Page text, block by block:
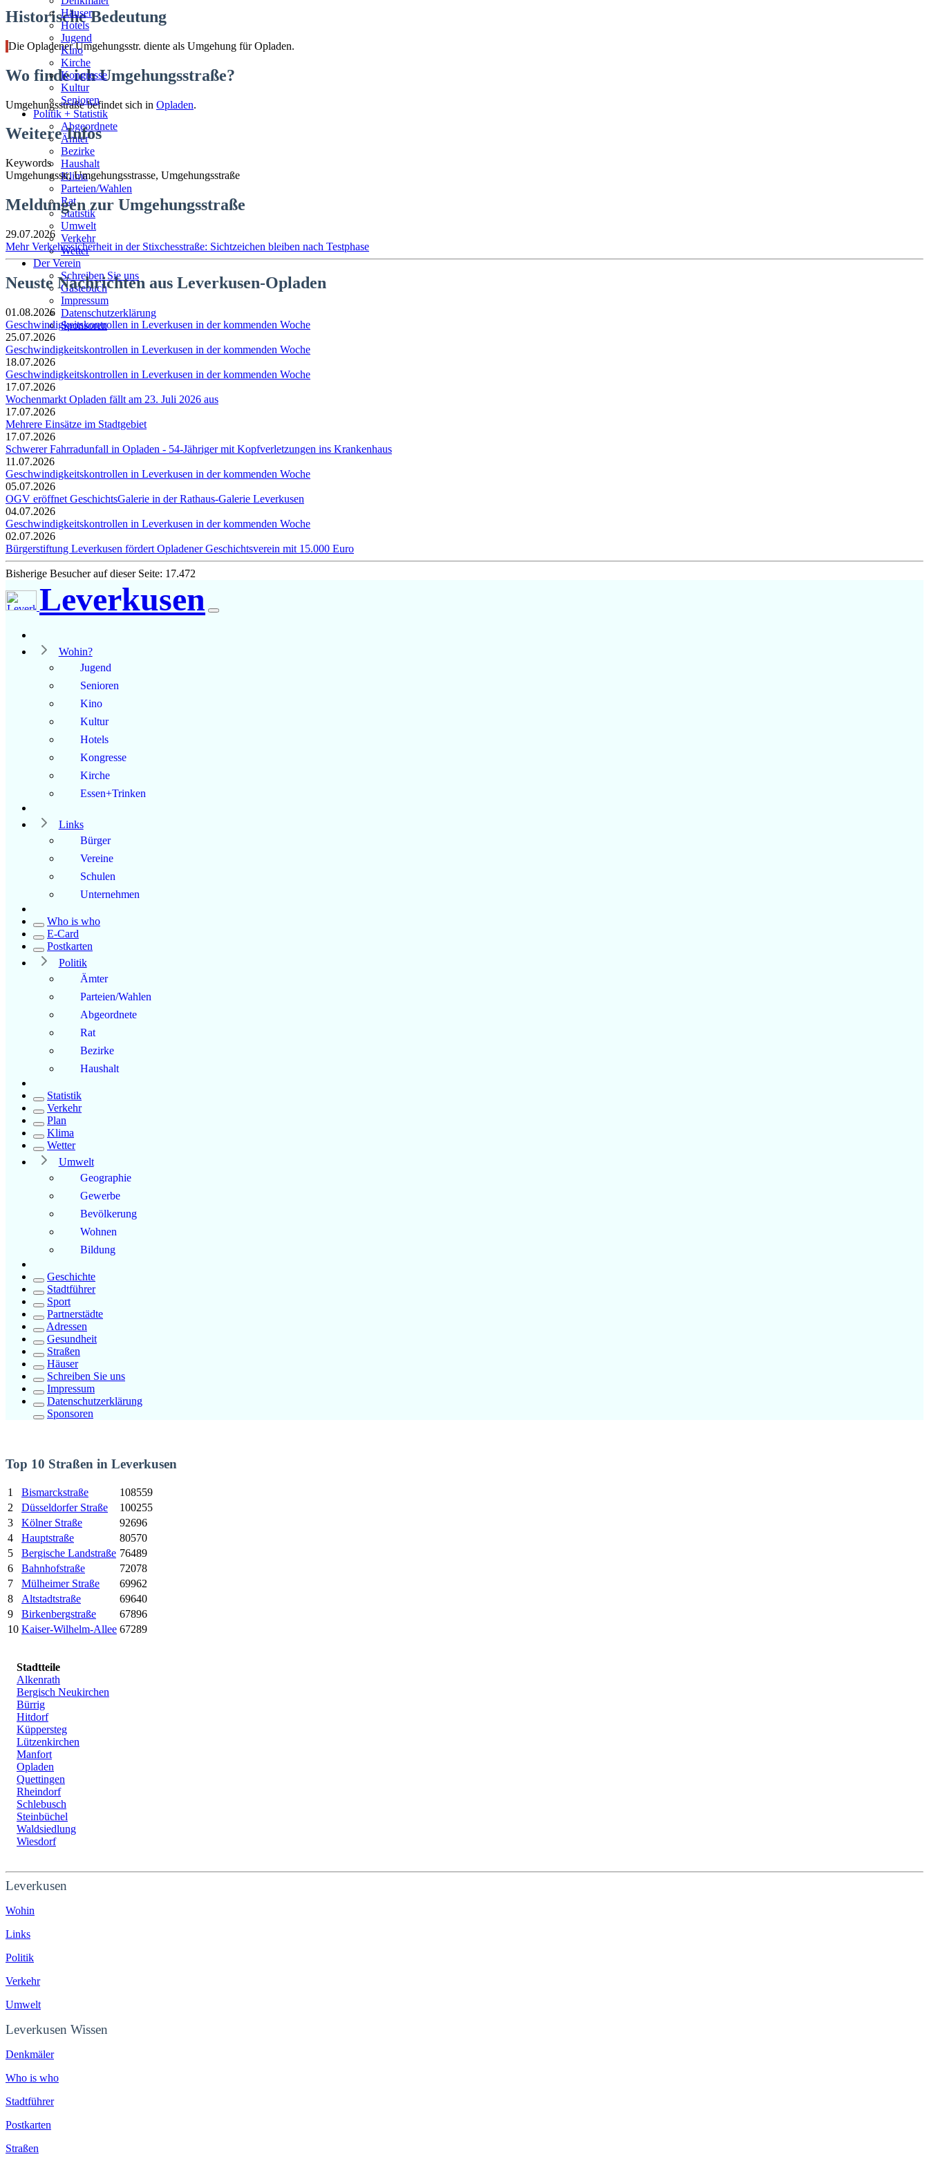
Häuser
Hotels
Jugend
Kino
Kirche
Kongresse
Kultur
Senioren
Stadtführer
Straßen
Politik + Statistik
Abgeordnete
Ämter
Bezirke
Haushalt
Klima
Parteien/Wahlen
Rat
Statistik
Umwelt
Verkehr
Wetter
Der Verein
Schreiben Sie uns
Gästebuch
Impressum
Datenschutzerklärung
Sponsoren
Historische Bedeutung
Die Opladener Umgehungsstr. diente als Umgehung für Opladen.
Wo finde ich Umgehungsstraße?
Umgehungsstraße befindet sich in Opladen.
Weitere Infos
Keywords
Umgehungsstr, Umgehungsstrasse, Umgehungsstraße
Meldungen zur Umgehungsstraße
29.07.2026
Mehr Verkehrssicherheit in der Stixchesstraße: Sichtzeichen bleiben nach Testphase
Neuste Nachrichten aus Leverkusen-Opladen
01.08.2026
Geschwindigkeitskontrollen in Leverkusen in der kommenden Woche
25.07.2026
Geschwindigkeitskontrollen in Leverkusen in der kommenden Woche
18.07.2026
Geschwindigkeitskontrollen in Leverkusen in der kommenden Woche
17.07.2026
Wochenmarkt Opladen fällt am 23. Juli 2026 aus
17.07.2026
Mehrere Einsätze im Stadtgebiet
17.07.2026
Schwerer Fahrradunfall in Opladen - 54-Jähriger mit Kopfverletzungen ins Krankenhaus
11.07.2026
Geschwindigkeitskontrollen in Leverkusen in der kommenden Woche
05.07.2026
OGV eröffnet GeschichtsGalerie in der Rathaus-Galerie Leverkusen
04.07.2026
Geschwindigkeitskontrollen in Leverkusen in der kommenden Woche
02.07.2026
Bürgerstiftung Leverkusen fördert Opladener Geschichtsverein mit 15.000 Euro
Bisherige Besucher auf dieser Seite: 17.472
Leverkusen
Wohin?
Jugend
Senioren
Kino
Kultur
Hotels
Kongresse
Kirche
Essen+Trinken
Links
Bürger
Vereine
Schulen
Unternehmen
Who is who
E-Card
Postkarten
Politik
Ämter
Parteien/Wahlen
Abgeordnete
Rat
Bezirke
Haushalt
Statistik
Verkehr
Plan
Klima
Wetter
Umwelt
Geographie
Gewerbe
Bevölkerung
Wohnen
Bildung
Geschichte
Stadtführer
Sport
Partnerstädte
Adressen
Gesundheit
Straßen
Häuser
Schreiben Sie uns
Impressum
Datenschutzerklärung
Sponsoren
Top 10 Straßen in Leverkusen
1 Bismarckstraße
108559
2
Düsseldorfer Straße
100255
3
Kölner Straße
92696
4
Hauptstraße
80570
5
Bergische Landstraße 76489
6
Bahnhofstraße
72078
7
Mülheimer Straße
69962
8
Altstadtstraße
69640
9
Birkenbergstraße
67896
10 Kaiser-Wilhelm-Allee 67289
Stadtteile
Alkenrath
Bergisch Neukirchen
Bürrig
Hitdorf
Küppersteg
Lützenkirchen
Manfort
Opladen
Quettingen
Rheindorf
Schlebusch
Steinbüchel
Waldsiedlung
Wiesdorf
Leverkusen
Wohin
Links
Politik
Verkehr
Umwelt
Leverkusen Wissen
Denkmäler
Who is who
Stadtführer
Postkarten
Straßen